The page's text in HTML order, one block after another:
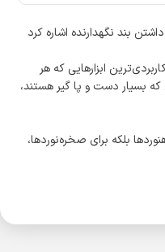
ویژگی سبک بودن، راحتی و داشتن بند نگهدارنده اشاره کرد
کاربردی‌ترین ابزارهایی که هر
بسیار دست و پا گیر هستند،
بلکه برای صخره‌نوردها،